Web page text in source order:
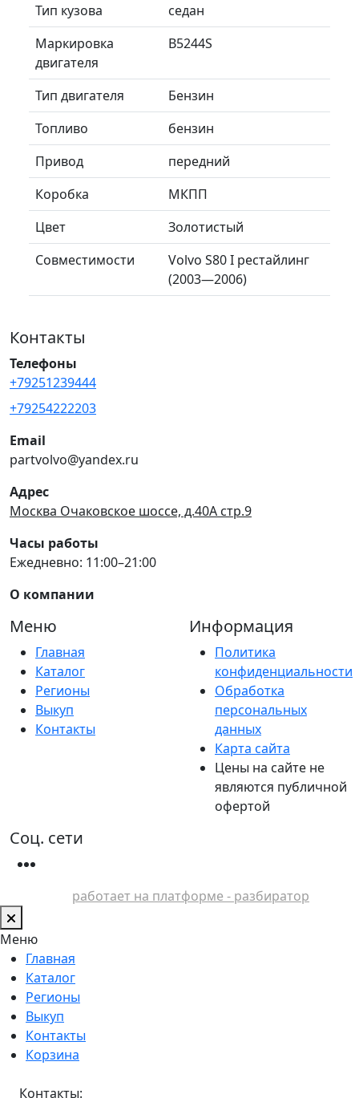
Тип кузова
седан
Маркировка
двигателя
B5244S
Тип двигателя
Бензин
Топливо
бензин
Привод
передний
Коробка
МКПП
Цвет
Золотистый
Совместимости
Volvo S80 I рестайлинг
(2003—2006)
Контакты
Телефоны
+79251239444
+79254222203
Email
partvolvo@yandex.ru
Адрес
Москва Очаковское шоссе, д.40А стр.9
Часы работы
Ежедневно: 11:00–21:00
О компании
Меню
Главная
Каталог
Регионы
Выкуп
Контакты
Информация
Политика
конфиденциальности
Обработка
персональных
данных
Карта сайта
Цены на сайте не
являются публичной
офертой
Соц. сети
работает на платформе - разбиратор
Меню
Главная
Каталог
Регионы
Выкуп
Контакты
Корзина
Контакты: